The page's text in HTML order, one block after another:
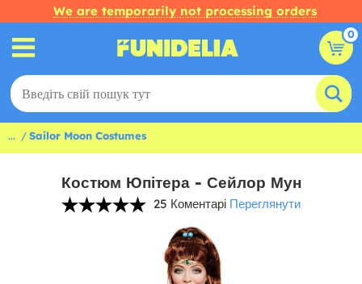
We are temporarily not processing orders
0
... Sailor Moon Costumes
Костюм Юпітера - Сейлор Мун
25 Коментарі Переглянути